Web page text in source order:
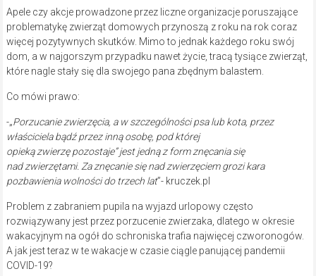
Apele czy akcje prowadzone przez liczne organizacje poruszające
problematykę zwierząt domowych przynoszą z roku na rok coraz
więcej pozytywnych skutków. Mimo to jednak każdego roku swój
dom, a w najgorszym przypadku nawet życie, tracą tysiące zwierząt,
które nagle stały się dla swojego pana zbędnym balastem.
Co mówi prawo:
-„Porzucanie zwierzęcia, a w szczególności psa lub kota, przez
właściciela bądź przez inną osobę, pod której
opieką zwierzę pozostaje” jest jedną z form znęcania się
nad zwierzętami. Za znęcanie się nad zwierzęciem grozi kara
pozbawienia wolności do trzech lat”- kruczek.pl
Problem z zabraniem pupila na wyjazd urlopowy często
rozwiązywany jest przez porzucenie zwierzaka, dlatego w okresie
wakacyjnym na ogół do schroniska trafia najwięcej czworonogów.
A jak jest teraz w te wakacje w czasie ciągle panującej pandemii
COVID-19?